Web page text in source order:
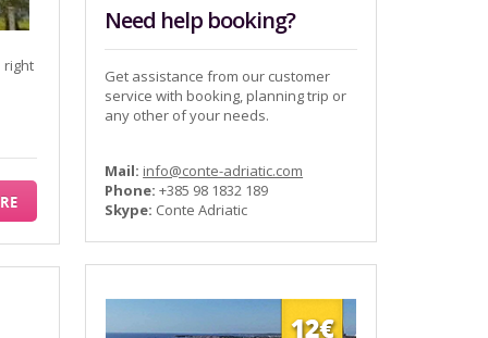
right
Need help booking?
Get assistance from our customer
service with booking, planning trip or
any other of your needs.
Mail: info@conte-adriatic.com
Phone: +385 98 1832 189
Skype: Conte Adriatic